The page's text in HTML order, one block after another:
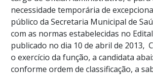
necessidade temporária de
público da Secretaria Municipal de
com as normas estabelecidas no Edital
publicado no dia 10 de abril de 2013,
o exercício da função, a candidata
conforme ordem de classificação, a